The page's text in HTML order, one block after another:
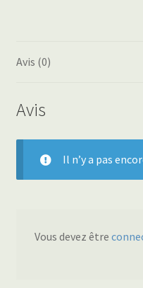
Avis (0)
Avis
Il n’y a pas
Vous devez être